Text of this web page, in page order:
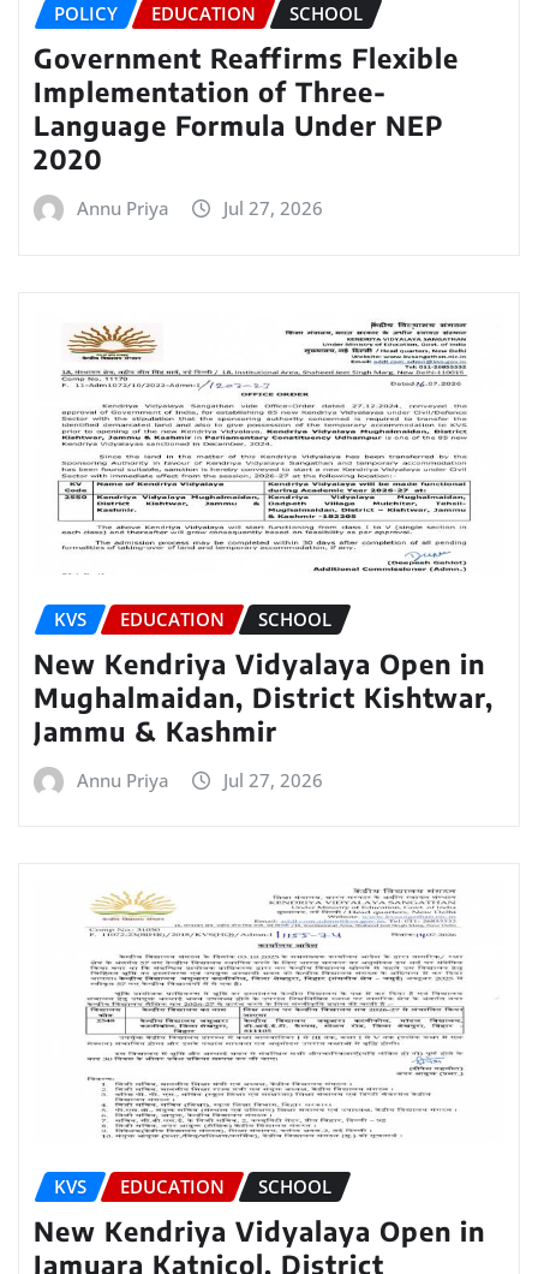
POLICY EDUCATION SCHOOL
Government Reaffirms Flexible
Implementation of Three-
Language Formula Under NEP
2020
Annu Priya Jul 27, 2026
KVS EDUCATION SCHOOL
New Kendriya Vidyalaya Open in
Mughalmaidan, District Kishtwar,
Jammu & Kashmir
Annu Priya Jul 27, 2026
KVS EDUCATION SCHOOL
New Kendriya Vidyalaya Open in
Jamuara Katnicol, District